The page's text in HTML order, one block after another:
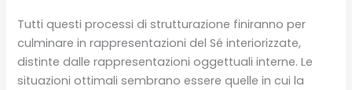
Tutti questi processi di strutturazione finiranno per
culminare in rappresentazioni del Sé interiorizzate,
distinte dalle rappresentazioni oggettuali interne. Le
situazioni ottimali sembrano essere quelle in cui la